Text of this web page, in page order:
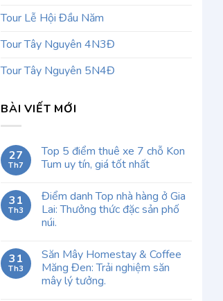
Tour Lễ Hội Đầu Năm
Tour Tây Nguyên 4N3Đ
Tour Tây Nguyên 5N4Đ
BÀI VIẾT MỚI
27
Th7
Top 5 điểm thuê xe 7 chỗ Kon
Tum uy tín, giá tốt nhất
31
Th3
Điểm danh Top nhà hàng ở Gia
Lai: Thưởng thức đặc sản phố
núi.
31
Th3
Săn Mây Homestay & Coffee
Măng Đen: Trải nghiệm săn
mây lý tưởng.